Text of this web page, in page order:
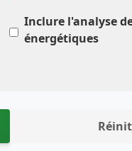
Inclure l'analyse
énergétiques